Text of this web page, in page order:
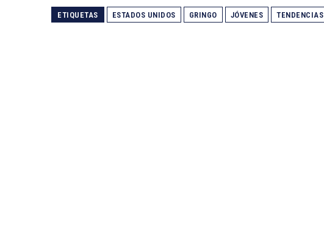
ETIQUETAS ESTADOS UNIDOS GRINGO JÓVENES TENDENCIAS